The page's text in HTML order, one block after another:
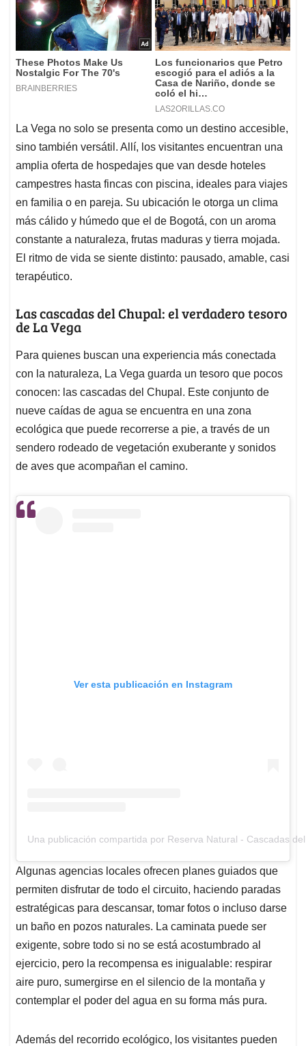
La Vega no solo se presenta como un destino accesible,
sino también versátil. Allí, los visitantes encuentran una
amplia oferta de hospedajes que van desde hoteles
campestres hasta fincas con piscina, ideales para viajes
en familia o en pareja. Su ubicación le otorga un clima
más cálido y húmedo que el de Bogotá, con un aroma
constante a naturaleza, frutas maduras y tierra mojada.
El ritmo de vida se siente distinto: pausado, amable, casi
terapéutico.
Las cascadas del Chupal: el verdadero tesoro
de La Vega
Para quienes buscan una experiencia más conectada
con la naturaleza, La Vega guarda un tesoro que pocos
conocen: las cascadas del Chupal. Este conjunto de
nueve caídas de agua se encuentra en una zona
ecológica que puede recorrerse a pie, a través de un
sendero rodeado de vegetación exuberante y sonidos
de aves que acompañan el camino.
Ver esta publicación en Instagram
Una publicación compartida por Reserva Natural - Cascadas
Algunas agencias locales ofrecen planes guiados que
permiten disfrutar de todo el circuito, haciendo paradas
estratégicas para descansar, tomar fotos o incluso darse
un baño en pozos naturales. La caminata puede ser
exigente, sobre todo si no se está acostumbrado al
ejercicio, pero la recompensa es inigualable: respirar
aire puro, sumergirse en el silencio de la montaña y
contemplar el poder del agua en su forma más pura.
Además del recorrido ecológico, los visitantes pueden